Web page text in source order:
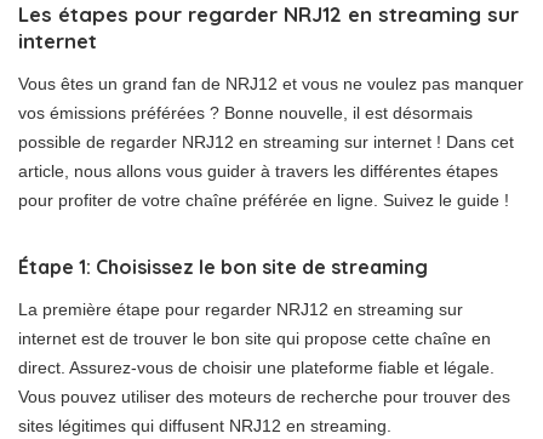
Les étapes pour regarder NRJ12 en streaming sur
internet
Vous êtes un grand fan de NRJ12 et vous ne voulez pas manquer
vos émissions préférées ? Bonne nouvelle, il est désormais
possible de regarder NRJ12 en streaming sur internet ! Dans cet
article, nous allons vous guider à travers les différentes étapes
pour profiter de votre chaîne préférée en ligne. Suivez le guide !
Étape 1: Choisissez le bon site de streaming
La première étape pour regarder NRJ12 en streaming sur
internet est de trouver le bon site qui propose cette chaîne en
direct. Assurez-vous de choisir une plateforme fiable et légale.
Vous pouvez utiliser des moteurs de recherche pour trouver des
sites légitimes qui diffusent NRJ12 en streaming.